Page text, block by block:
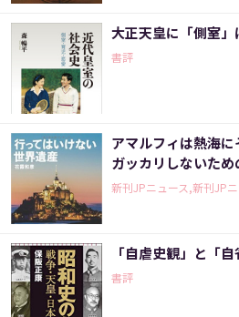
大正天皇に「側室
書評
アマルフィは熱海
ガッカリしないた
新刊JPニュース,新刊JPニ
「自虐史観」と「
書評